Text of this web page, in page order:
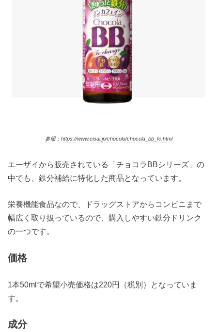
参照：https://www.eisai.jp/chocola/chocola_bb_fe.html
エーザイから販売されている「チョコラBBシリーズ」の
中でも、鉄分補給に特化した商品となっています。
栄養機能食品なので、ドラッグストアからコンビニまで
幅広く取り扱っているので、購入しやすい鉄分ドリンク
の一つです。
価格
1本50mlで希望小売価格は220円（税別）となっていま
す。
成分